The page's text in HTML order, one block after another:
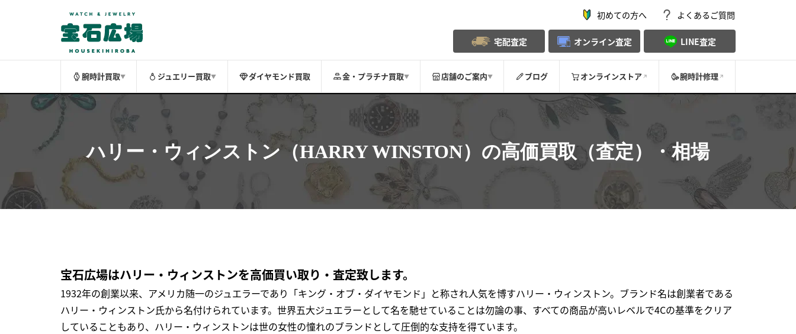
初めての方へ よくあるご質問
宅配査定 オンライン査定 LINE査定
腕時計買取▼ ジュエリー買取▼ ダイヤモンド買取 金・プラチナ買取▼ 店舗のご案内▼ ブログ オンラインストア 腕時計修理
ハリー・ウィンストン（HARRY WINSTON） の高価買取（査定）・相場
宝石広場はハリー・ウィンストンを高価買い取り・査定致します。
1932年の創業以来、アメリカ随一のジュエラーであり「キング・オブ・ダイヤモンド」と称され人気を博すハリー・ウィンストン。ブランド名は創業者である
ハリー・ウィンストン氏から名付けられています。世界五大ジュエラーとして名を馳せていることは勿論の事、すべての商品が高いレベルで4Cの基準をクリア
していることもあり、ハリー・ウィンストンは世の女性の憧れのブランドとして圧倒的な支持を得ています。